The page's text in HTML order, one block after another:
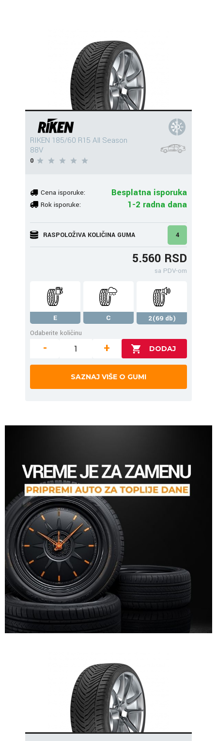
RIKEN 185/60 R15 All Season
88V
0
Cena isporuke: Besplatna isporuka
Rok isporuke: 1-2 radna dana
RASPOLOŽIVA KOLIČINA GUMA 4
5.560 RSD
sa PDV-om
E C
2(69 db)
Odaberite količinu
- +
SAZNAJ VIŠE O GUMI